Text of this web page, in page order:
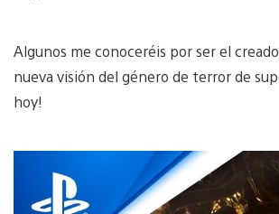
Algunos me conoceréis por ser el
nueva visión del género de terror de
hoy!